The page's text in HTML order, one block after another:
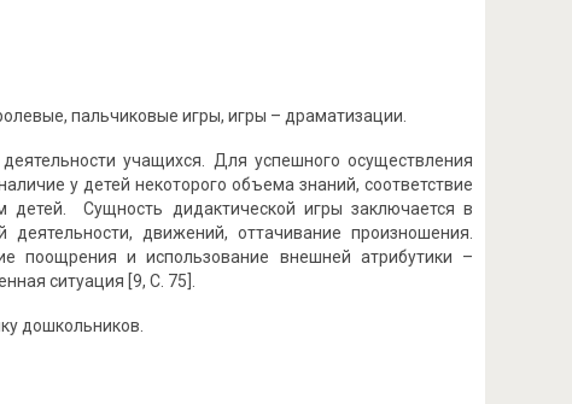
пальчиковые игры, игры – драматизации.
учащихся. Для успешного осуществления
у детей некоторого объема знаний, соответствие
детей. Сущность дидактической игры заключается в
движений, оттачивание произношения.
поощрения и использование внешней атрибутики –
ситуация [9, С. 75].
дошкольников.